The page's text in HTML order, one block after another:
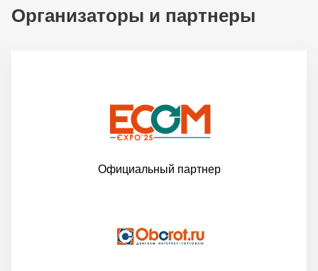
Организаторы и партнеры
Официальный партнер